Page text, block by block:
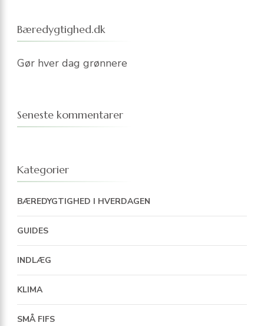
Bæredygtighed.dk
Gør hver dag grønnere
Seneste kommentarer
Kategorier
BÆREDYGTIGHED I HVERDAGEN
GUIDES
INDLÆG
KLIMA
SMÅ FIFS